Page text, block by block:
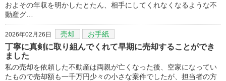
およその年収を明かしたとたん、相手にしてくれなくなるような不
動産グ…
2026年02月26日 売却 お手紙
丁寧に真剣に取り組んでくれて早期に売却することができ
ました
私の売却を依頼した不動産は両親が亡くなった後、空家になってい
たもので売却額も一千万円少々の小さな案件でしたが、担当者の方